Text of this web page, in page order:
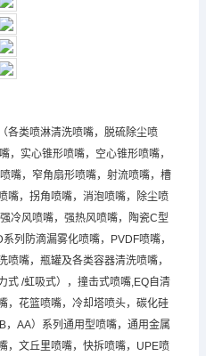
各类喷淋清洗喷嘴，脱硫除尘喷
，实心锥形喷嘴，空心锥形喷嘴，
嘴，窄角扇形喷嘴，射流喷嘴，槽
嘴，拐角喷嘴，消泡喷嘴，除尘喷
冷风喷嘴，强热风喷嘴，陶瓷C型
列防滴漏雾化喷嘴，PVDF喷嘴，
嘴，瓶罐及各类容器清洗喷嘴，
式 /虹吸式），撞击式喷嘴,EQ自清
，花篮喷嘴，冷却塔喷头，碳化硅
AA）系列通用型喷嘴，通用金属
，文丘里喷嘴，快拆喷嘴，UPE喷